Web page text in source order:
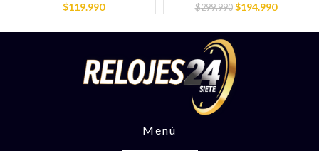
$119.990 $299.990 $194.990
Menú